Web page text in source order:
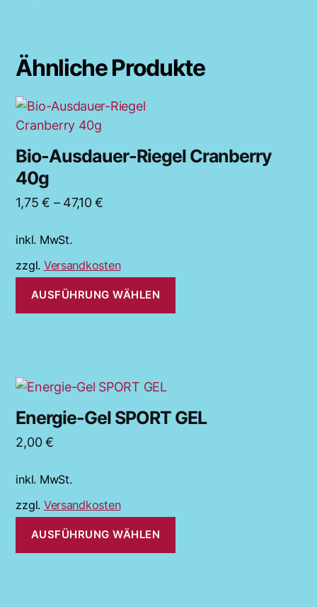
Ähnliche Produkte
Bio-Ausdauer-Riegel Cranberry
40g
1,75€ – 47,10€
inkl. MwSt.
zzgl. Versandkosten
AUSFÜHRUNG WÄHLEN
Dieses
Produkt
mehrere
Varianten
auf.
Optionen
können
auf
der
Produktseite
Energie-Gel SPORT GEL
2,00€
inkl. MwSt.
zzgl. Versandkosten
AUSFÜHRUNG WÄHLEN
Dieses
weist
mehrere
auf.
Die
Optionen
können
auf